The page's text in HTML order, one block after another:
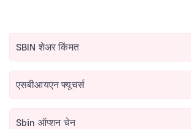
SBIN शेअर किंमत
एसबीआयएन फ्यूचर्स
Sbin ऑप्शन चेन